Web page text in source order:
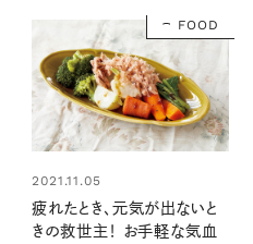
FOOD
2021.11.05
疲れたとき、元気が出ないと
きの救世主！ お手軽な気血